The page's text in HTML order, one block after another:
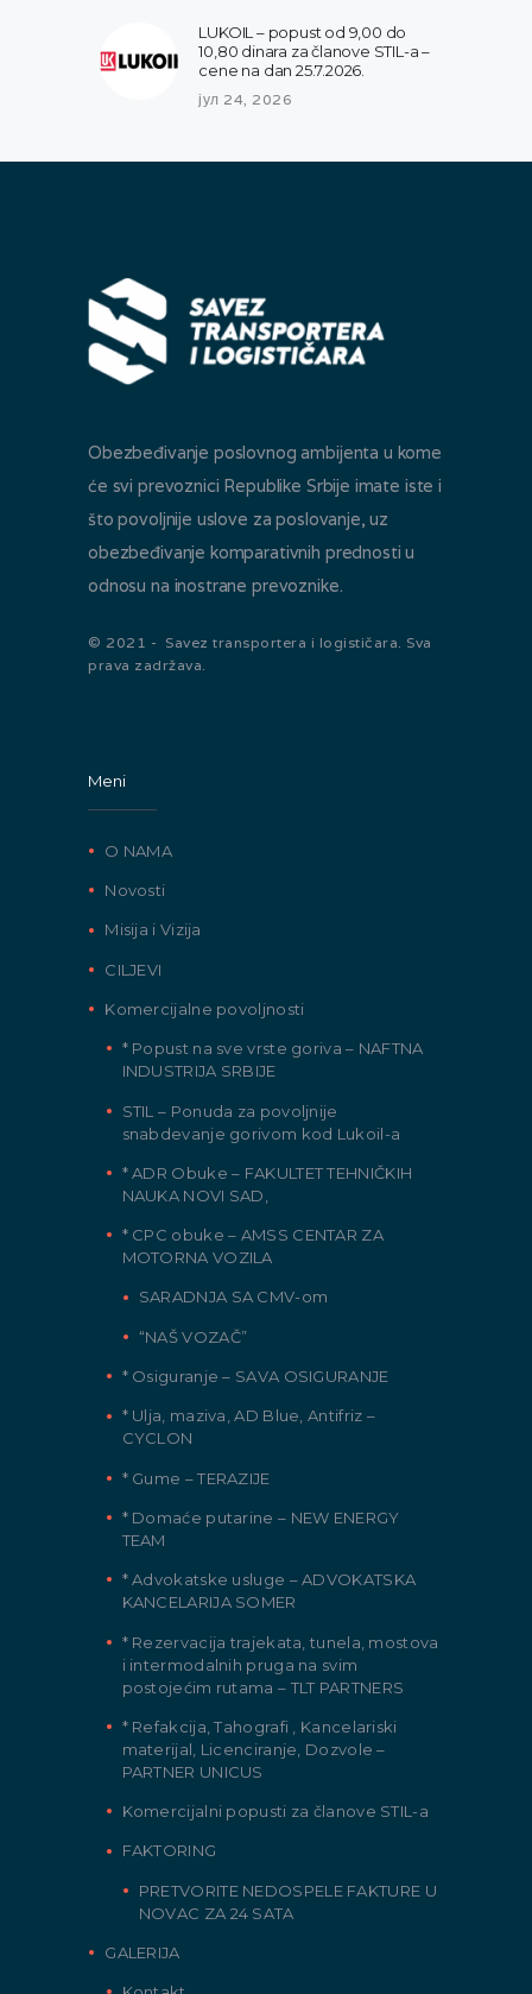
LUKOIL – popust od 9,00 do
10,80 dinara za članove STIL-a –
cene na dan 25.7.2026.
јул 24, 2026
Obezbeđivanje poslovnog ambijenta u kome
će svi prevoznici Republike Srbije imate iste i
što povoljnije uslove za poslovanje, uz
obezbeđivanje komparativnih prednosti u
odnosu na inostrane prevoznike.
© 2021 - Savez transportera i logističara. Sva
prava zadržava.
Meni
O NAMA
Novosti
Misija i Vizija
CILJEVI
Komercijalne povoljnosti
* Popust na sve vrste goriva – NAFTNA
INDUSTRIJA SRBIJE
STIL – Ponuda za povoljnije
snabdevanje gorivom kod Lukoil-a
* ADR Obuke – FAKULTET TEHNIČKIH
NAUKA NOVI SAD,
* CPC obuke – AMSS CENTAR ZA
MOTORNA VOZILA
SARADNJA SA CMV-om
“NAŠ VOZAČ”
* Osiguranje – SAVA OSIGURANJE
* Ulja, maziva, AD Blue, Antifriz –
CYCLON
* Gume – TERAZIJE
* Domaće putarine – NEW ENERGY
TEAM
* Advokatske usluge – ADVOKATSKA
KANCELARIJA SOMER
* Rezervacija trajekata, tunela, mostova
i intermodalnih pruga na svim
postojećim rutama – TLT PARTNERS
* Refakcija, Tahografi , Kancelariski
materijal, Licenciranje, Dozvole –
PARTNER UNICUS
Komercijalni popusti za članove STIL-a
FAKTORING
PRETVORITE NEDOSPELE FAKTURE U
NOVAC ZA 24 SATA
GALERIJA